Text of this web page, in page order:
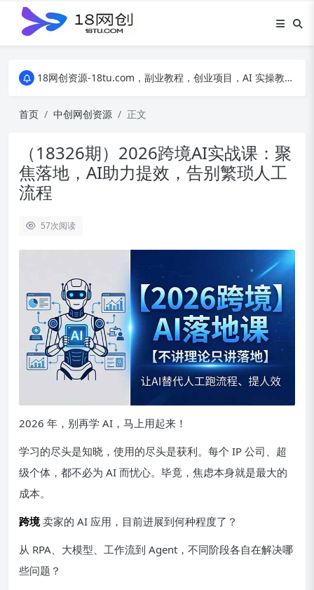
18网创资源-18tu.com，副业教程，创业项目，AI 实操教程，自媒体运营，电商干货，精品网盘资源，线上副业技巧，短视频创作教程
首页
中创网创资源 正文
（18326期）2026跨境AI实战课：聚
焦落地，AI助力提效，告别繁琐人工
流程
57次阅读
2026 年，别再学 AI，马上用起来！
学习的尽头是知晓，使用的尽头是获利。每个 IP 公司、超
级个体，都不必为 AI 而忧心。毕竟，焦虑本身就是最大的
成本。
跨境卖家的 AI 应用，目前进展到何种程度了？
从 RPA、大模型、工作流到 Agent，不同阶段各自在解决哪
些问题？